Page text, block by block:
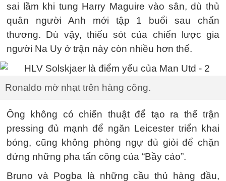
sai lầm khi tung Harry Maguire vào sân, dù thủ
quân người Anh mới tập 1 buổi sau chấn
thương. Dù vậy, thiếu sót của chiến lược gia
người Na Uy ở trận này còn nhiều hơn thế.
Ronaldo mờ nhạt trên hàng công.
Ông không có chiến thuật để tạo ra thế trận
pressing đủ mạnh để ngăn Leicester triển khai
bóng, cũng không phòng ngự đủ giỏi để chặn
đứng những pha tấn công của “Bầy cáo”.
Bruno và Pogba là những cầu thủ hàng đầu,